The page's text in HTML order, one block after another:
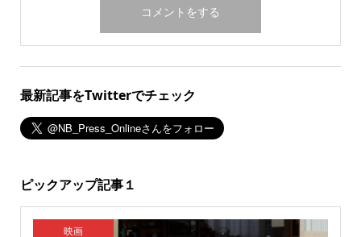
最新記事をTwitterでチェック
ピックアップ記事１
映画